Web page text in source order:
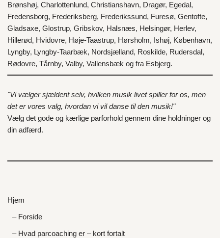
Brønshøj, Charlottenlund, Christianshavn, Dragør, Egedal,
Fredensborg, Frederiksberg, Frederikssund, Furesø, Gentofte,
Gladsaxe, Glostrup, Gribskov, Halsnæs, Helsingør, Herlev,
Hillerød, Hvidovre, Høje-Taastrup, Hørsholm, Ishøj, København,
Lyngby, Lyngby-Taarbæk, Nordsjælland, Roskilde, Rudersdal,
Rødovre, Tårnby, Valby, Vallensbæk og fra Esbjerg.
"Vi vælger sjældent selv, hvilken musik livet spiller for os, men
det er vores valg, hvordan vi vil danse til den musik!"
Vælg det gode og kærlige parforhold gennem dine holdninger og
din adfærd.
Hjem
– Forside
– Hvad parcoaching er – kort fortalt